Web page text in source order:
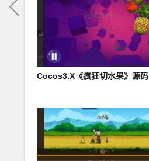
Cocos3.X《疯狂切水果》源码